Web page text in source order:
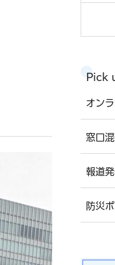
Pick
オン
窓口
報道
防災